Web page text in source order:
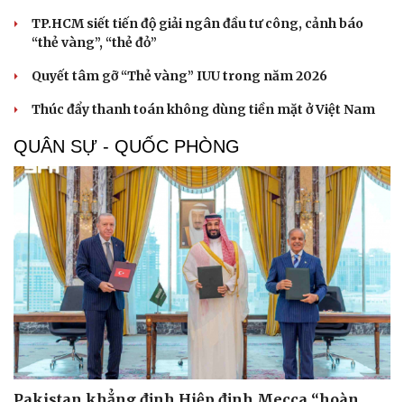
Sức khỏe
Dinh dưỡng - món ngon
Sản phụ khoa
Nhi khoa
Nam khoa
Làm đẹp - giảm cân
Phòng mạch online
Ăn sạch sống khỏe
Đời sống
Nhà đẹp
Tình yêu - Gia đình
TP.HCM siết tiến độ giải ngân đầu tư công, cảnh báo
“thẻ vàng”, “thẻ đỏ”
Quyết tâm gỡ “Thẻ vàng” IUU trong năm 2026
Thúc đẩy thanh toán không dùng tiền mặt ở Việt Nam
QUÂN SỰ - QUỐC PHÒNG